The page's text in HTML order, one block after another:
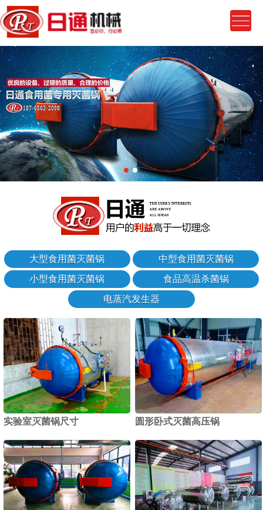
大型食用菌灭菌锅
中型食用菌灭菌锅
小型食用菌灭菌锅
食品高温杀菌锅
电蒸汽发生器
实验室灭菌锅尺寸 圆形卧式灭菌高压锅